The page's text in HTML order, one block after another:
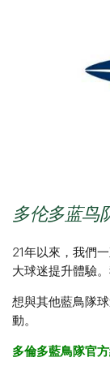
多伦多蓝鸟
21年以來，我們
大球迷提升體驗
想與其他藍鳥隊
動。
多倫多藍鳥隊官